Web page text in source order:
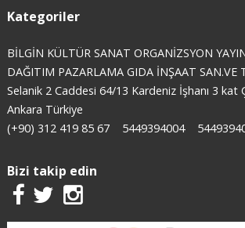
Kategoriler
BİLGİN KÜLTÜR SANAT ORGANİZSYON
DAĞITIM PAZARLAMA GIDA İNŞAAT SAN.VE
Selanik 2 Caddesi 64/13 Kardeniz İşhanı 3 kat
Ankara Türkiye
(+90) 312 419 85 67
5449394004
Bizi takip edin